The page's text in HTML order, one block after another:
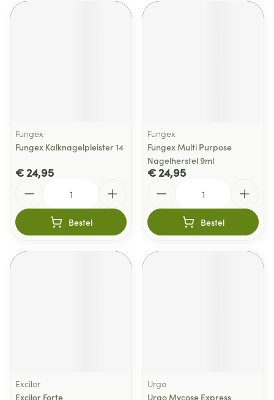
Fungex
Fungex Kalknagelpleister 14
€ 24,95
Bestel
Fungex
Fungex Multi Purpose
Nagelherstel 9ml
€ 24,95
Bestel
Excilor
Excilor Forte
Urgo
Urgo Mycose Express